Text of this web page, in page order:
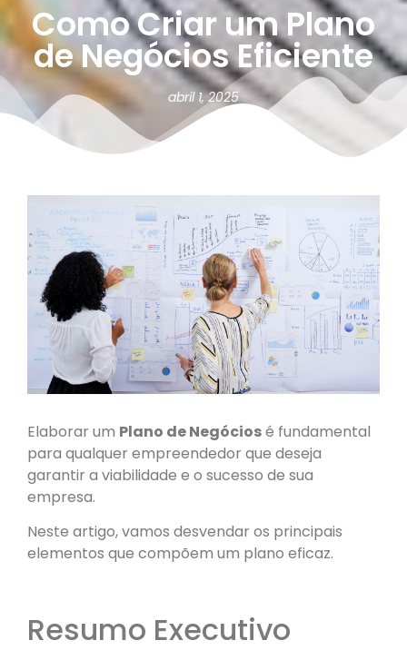
Como Criar um Plano
de Negócios Eficiente
abril 1, 2025
Elaborar um Plano de Negóciosé fundamental
para qualquer empreendedor que deseja
garantir a viabilidade e o sucesso de sua
empresa.
Neste artigo, vamos desvendar os principais
elementos que compõem um plano eficaz.
Resumo Executivo